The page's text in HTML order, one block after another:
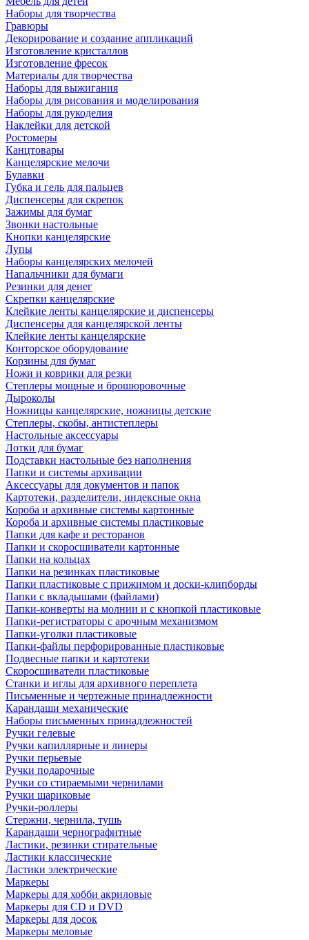
Наборы для творчества
Гравюры
Декорирование и создание аппликаций
Изготовление кристаллов
Изготовление фресок
Материалы для творчества
Наборы для выжигания
Наборы для рисования и моделирования
Наборы для рукоделия
Наклейки для детской
Ростомеры
Канцтовары
Канцелярские мелочи
Булавки
Губка и гель для пальцев
Диспенсеры для скрепок
Зажимы для бумаг
Звонки настольные
Кнопки канцелярские
Лупы
Наборы канцелярских мелочей
Напальчники для бумаги
Резинки для денег
Скрепки канцелярские
Клейкие ленты канцелярские и диспенсеры
Диспенсеры для канцелярской ленты
Клейкие ленты канцелярские
Конторское оборудование
Корзины для бумаг
Ножи и коврики для резки
Степлеры мощные и брошюровочные
Дыроколы
Ножницы канцелярские, ножницы детские
Степлеры, скобы, антистеплеры
Настольные аксессуары
Лотки для бумаг
Подставки настольные без наполнения
Папки и системы архивации
Аксессуары для документов и папок
Картотеки, разделители, индексные окна
Короба и архивные системы картонные
Короба и архивные системы пластиковые
Папки для кафе и ресторанов
Папки и скоросшиватели картонные
Папки на кольцах
Папки на резинках пластиковые
Папки пластиковые с прижимом и доски-клипборды
Папки с вкладышами (файлами)
Папки-конверты на молнии и с кнопкой пластиковые
Папки-регистраторы с арочным механизмом
Папки-уголки пластиковые
Папки-файлы перфорированные пластиковые
Подвесные папки и картотеки
Скоросшиватели пластиковые
Станки и иглы для архивного переплета
Письменные и чертежные принадлежности
Карандаши механические
Наборы письменных принадлежностей
Ручки гелевые
Ручки капиллярные и линеры
Ручки перьевые
Ручки подарочные
Ручки со стираемыми чернилами
Ручки шариковые
Ручки-роллеры
Стержни, чернила, тушь
Карандаши чернографитные
Ластики, резинки стирательные
Ластики классические
Ластики электрические
Маркеры
Маркеры для хобби акриловые
Маркеры для CD и DVD
Маркеры для досок
Маркеры меловые